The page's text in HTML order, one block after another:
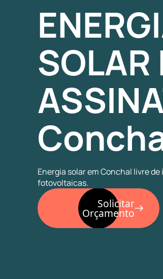
SOLAR
Energia solar em Conchal livre
fotovoltaicas.
Solicitar
Orçamento